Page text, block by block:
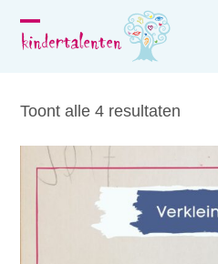
Open
menu
Close
menu
Toont alle 4 resultaten